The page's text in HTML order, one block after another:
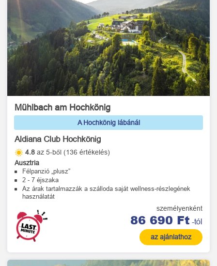
Mühlbach am Hochkönig
A Hochkönig lábánál
Aldiana Club Hochkönig
4.8 az 5-ből (136 értékelés)
Ausztria
Félpanzió „plusz”
2 - 7 éjszaka
Az árak tartalmazzák a szálloda saját wellness-részlegének
használatát
személyenként
86 690 Ft -tól
az ajánlathoz